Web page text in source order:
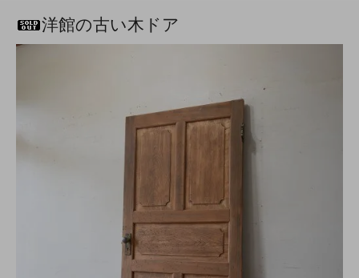
洋館の古い木ドア